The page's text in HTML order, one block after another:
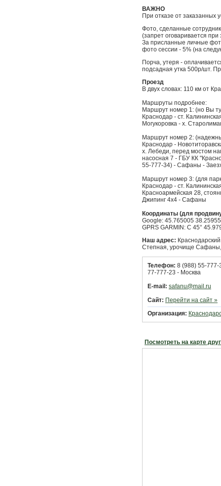
ВАЖНО
При отказе от заказанных
Фото, сделанные
(запрет оговаривается
За присланные личные
фото сессии - 5% (на
Порча, утеря -
подсадная утка 500р/шт.
Проезд
В двух словах: 110 км от
Маршруты подробнее:
Маршрут номер 1: (но Вы
Краснодар - ст.
Могукоровка - х.
Маршрут номер 2:
Краснодар -
х. Лебеди, перед мостом
насосная 7 - ГБУ КК
55-777-34) - Сафаны -
Маршрут номер 3: (для
Краснодар - ст.
Красноармейская 28,
Джипинг 4x4 - Сафаны
Координаты (для
Google: 45.765005
GPRS GARMIN: C 45°
Наш адрес:
Степная, урочище
Телефон: 8 (988) 55-777-
77-777-23 - Москва
E-mail: safanu@mail.ru
Сайт: Перейти на сайт »
Организация:
Посмотреть на карте